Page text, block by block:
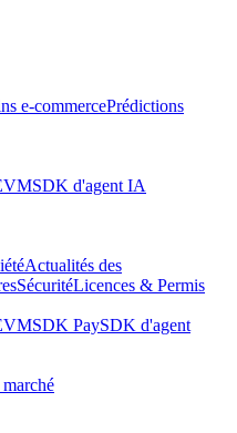
e-commercePrédictions
SDK d'agent IA
Actualités des
SécuritéLicences & Permis
SDK PaySDK d'agent